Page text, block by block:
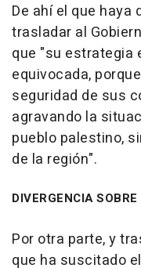
De ahí el que
trasladar al
que "su estrategia
equivocada,
seguridad de sus
agravando la
pueblo palestino,
de la región".
DIVERGENCIA
Por otra parte, y
que ha suscitado